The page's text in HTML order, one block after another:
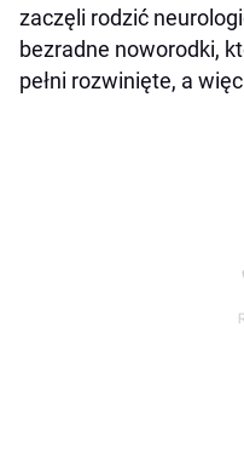
zaczęli rodzić
bezradne noworodki,
pełni rozwinięte, a